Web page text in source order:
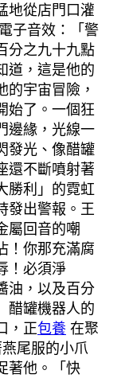
地從店門口灌
子音效：「警
分之九十九點
道，這是他的
的宇宙冒險，
始了。一個狂
邊緣，光線一
發光、像醋罐
還不斷噴射著
勝利」的霓虹
發出警報。王
屬回音的嘲
！你那充滿腐
！必須淨
油，以及百分
醋罐機器人的
，正包養 在聚
尾服的小爪
著他。「快